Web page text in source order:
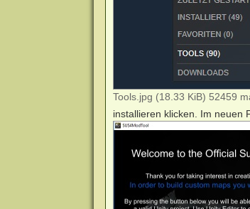
Tools.jpg (18.33 KiB) 52459
installieren klicken. Im neuen